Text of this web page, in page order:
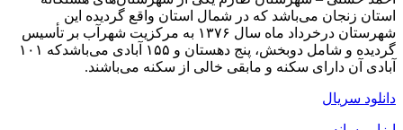
استان زنجان می‌باشد که در شمال استان واقع گردیده این
شهرستان درخرداد ماه سال ۱۳۷۶ به مرکزیت شهرآب بر تأسیس
گردیده و شامل دوبخش، پنج دهستان و ۱۵۵ آبادی می‌باشدکه ۱۰۱
آبادی آن دارای سکنه و مابقی خالی از سکنه می‌باشند.
دانلود سریال